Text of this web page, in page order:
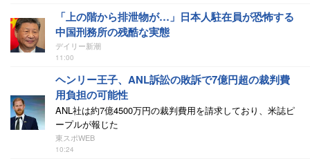
「上の階から排泄物が…」日本人駐在員が恐怖する
中国刑務所の残酷な実態
デイリー新潮
11:00
ヘンリー王子、ANL訴訟の敗訴で7億円超の裁判費
用負担の可能性
ANL社は約7億4500万円の裁判費用を請求しており、米誌ピ
ープルが報じた
東スポWEB
10:24